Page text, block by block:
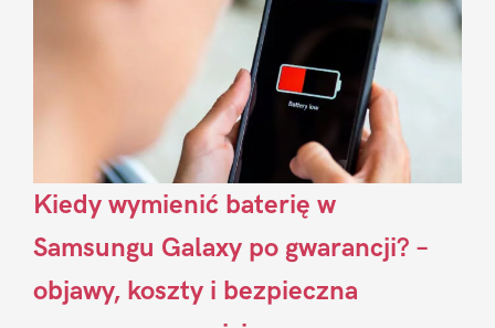
Kiedy wymienić baterię w
Samsungu Galaxy po gwarancji? –
objawy, koszty i bezpieczna